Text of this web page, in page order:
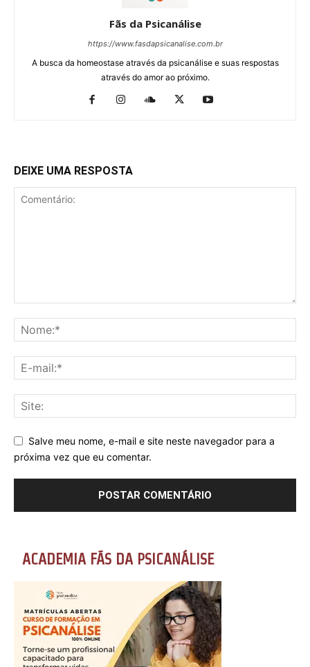
Fãs da Psicanálise
https://www.fasdapsicanalise.com.br
A busca da homeostase através da psicanálise e suas respostas
através do amor ao próximo.
DEIXE UMA RESPOSTA
Salve meu nome, e-mail e site neste navegador para a
próxima vez que eu comentar.
ACADEMIA FÃS DA PSICANÁLISE